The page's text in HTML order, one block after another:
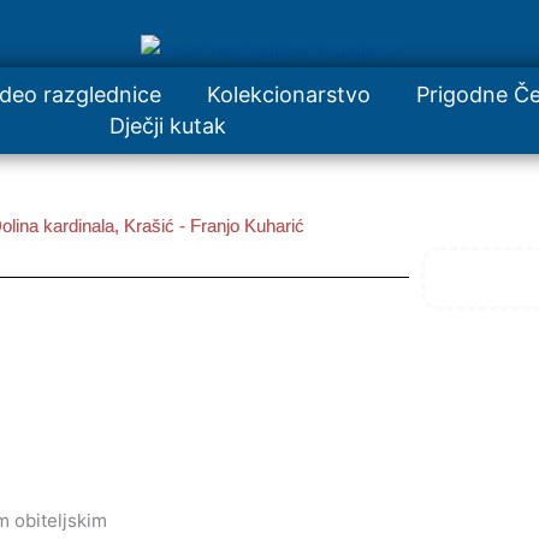
razglednice Kolekcionarstvo
Prigodne
Dječji kutak
kardinala, Krašić - Franjo Kuharić
obiteljskim